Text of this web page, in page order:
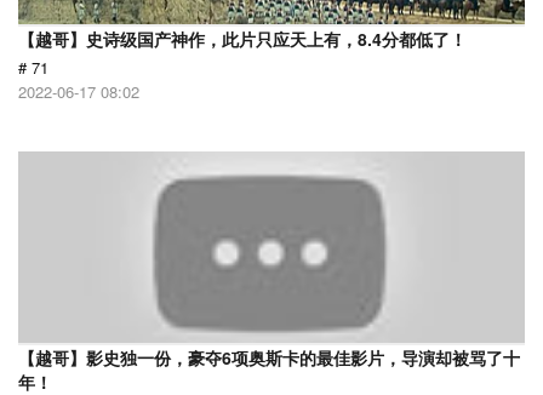
【越哥】史诗级国产神作，此片只应天上有，8.4分都低了！
# 71
2022-06-17 08:02
【越哥】影史独一份，豪夺6项奥斯卡的最佳影片，导演却被骂了十
年！